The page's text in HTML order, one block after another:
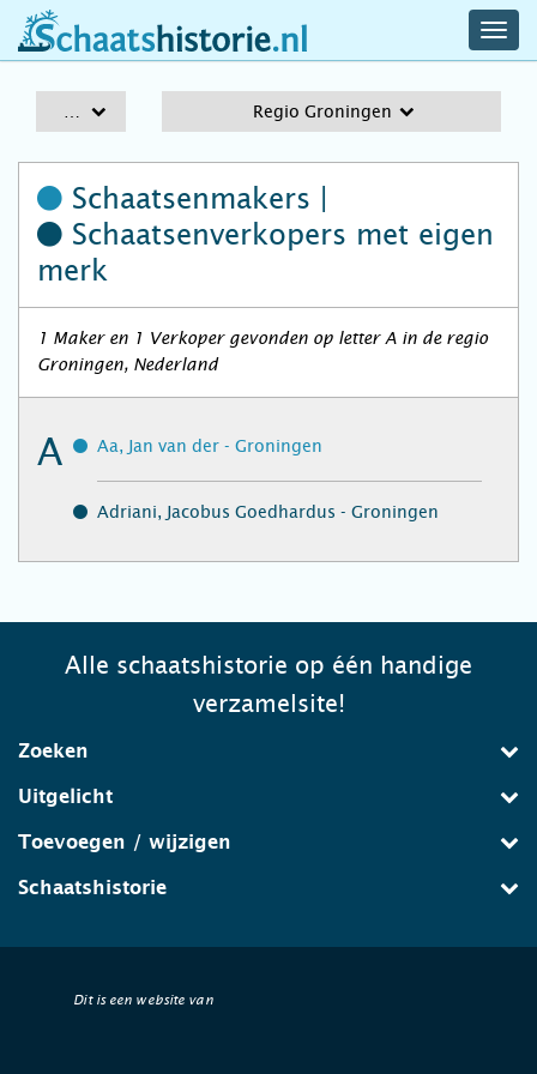
schaatshistorie.nl
Regio Groningen
Schaatsenmakers |
Schaatsenverkopers met eigen
merk
1 Maker en 1 Verkoper gevonden op letter A in de regio
Groningen, Nederland
A Aa, Jan van der - Groningen
Adriani, Jacobus Goedhardus - Groningen
Alle schaatshistorie op één handige
verzamelsite!
Zoeken
Uitgelicht
Toevoegen / wijzigen
Schaatshistorie
Dit is een website van